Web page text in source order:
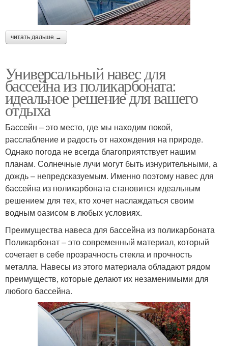
читать дальше →
Универсальный навес для
бассейна из поликарбоната:
идеальное решение для вашего
отдыха
Бассейн – это место, где мы находим покой,
расслабление и радость от нахождения на природе.
Однако погода не всегда благоприятствует нашим
планам. Солнечные лучи могут быть изнурительными, а
дождь – непредсказуемым. Именно поэтому навес для
бассейна из поликарбоната становится идеальным
решением для тех, кто хочет наслаждаться своим
водным оазисом в любых условиях.
Преимущества навеса для бассейна из поликарбоната
Поликарбонат – это современный материал, который
сочетает в себе прозрачность стекла и прочность
металла. Навесы из этого материала обладают рядом
преимуществ, которые делают их незаменимыми для
любого бассейна.